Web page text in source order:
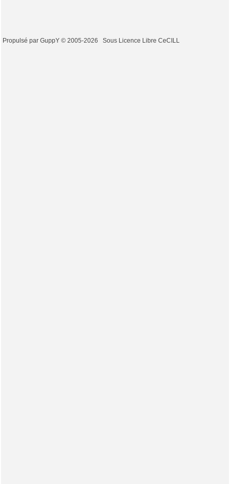
Propulsé par GuppY © 2005-2026 Sous Licence Libre CeCILL